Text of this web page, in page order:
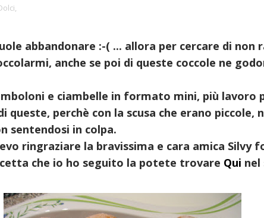
abbandonare :-( ... allora per cercare di
anche se poi di queste coccole ne
e ciambelle in formato mini, più lavoro
queste, perchè con la scusa che erano piccole,
sentendosi in colpa.
ringraziare la bravissima e cara amica Silvy
che io ho seguito la potete trovare Qui nel